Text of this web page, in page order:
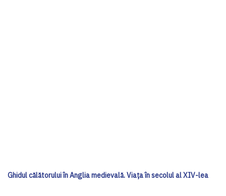
Ghidul călătorului în Anglia medievală. Viața în secolul al XIV-lea